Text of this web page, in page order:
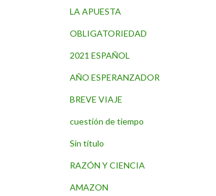
LA APUESTA
OBLIGATORIEDAD
2021 ESPAÑOL
AÑO ESPERANZADOR
BREVE VIAJE
cuestión de tiempo
Sin título
RAZÓN Y CIENCIA
AMAZON